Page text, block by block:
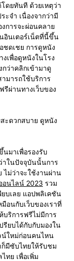
ดยทันที ด้วยเหตุว่า
ะจำ เนื่องจากว่ามี
การจะผ่อนคลาย
อินเตอร์เน็ตที่นี้ขึ้น
ชดเชย การดูหนัง
เพื่อดูหนังในโรง
กว่าคลิกเข้ามาดู
ามารถใช้บริการ
รีผ่านทางเว็บของ
ะดวกสบาย ดูหนัง
นมาเพื่อรองรับ
าในปัจจุบันนั้นการ
ไม่ว่าจะใช้งานผ่าน
อนไลน์ 2023 รวม
บเลย แอปพลิเคชัน
อนกับเว็บของเราที่
บริการฟรีไม่มีการ
รียบได้กับกับมองใน
น์ใหม่ก่อนคนไหน
ก็มีซับไทยให้รับชม
ทย เพื่อเพิ่ม